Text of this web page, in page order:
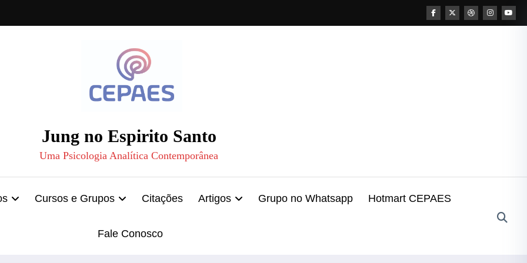
Jung no Espirito Santo
Uma Psicologia Analítica Contemporânea
Cursos e Grupos Citações Artigos Grupo no Whatsapp Hotmart CEPAES
Fale Conosco